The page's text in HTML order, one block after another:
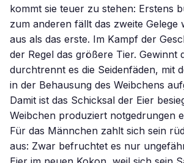
kommt sie teuer zu stehen: Erstens
zum anderen fällt das zweite Gelege
aus als das erste. Im Kampf der
der Regel das größere Tier. Gewinnt
durchtrennt es die Seidenfäden, mit
in der Behausung des Weibchens
Damit ist das Schicksal der Eier
Weibchen produziert notgedrungen
Für das Männchen zahlt sich sein
aus: Zwar befruchtet es nur